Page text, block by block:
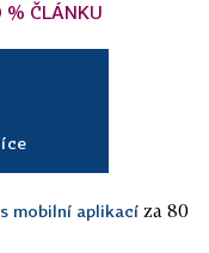
% ČLÁNKU
mobilní aplikací za 80